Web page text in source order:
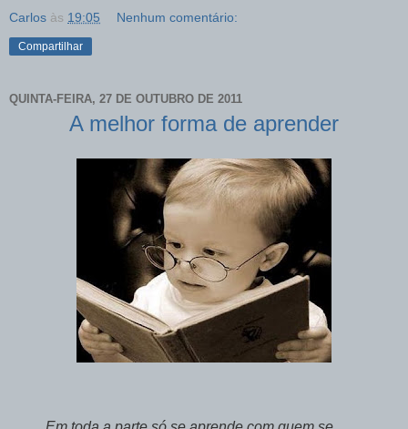
Carlos às 19:05 Nenhum comentário:
Compartilhar
QUINTA-FEIRA, 27 DE OUTUBRO DE 2011
A melhor forma de aprender